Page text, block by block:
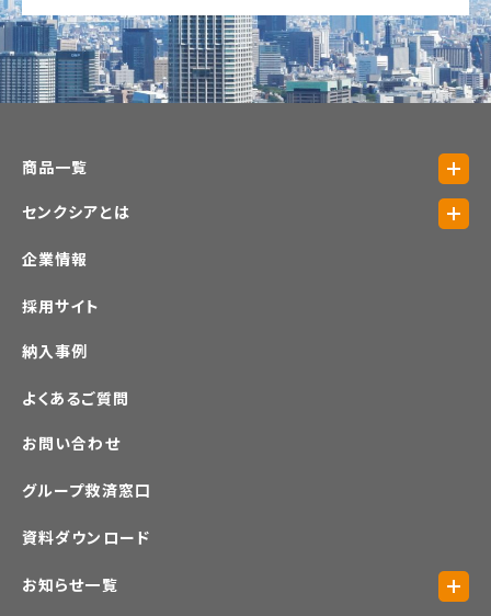
商品一覧
センクシアとは
企業情報
採用サイト
納入事例
よくあるご質問
お問い合わせ
グループ救済窓口
資料ダウンロード
お知らせ一覧